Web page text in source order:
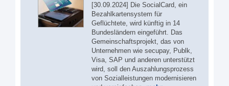
[30.09.2024] Die SocialCard, ein
Bezahlkartensystem für
Geflüchtete, wird künftig in 14
Bundesländern eingeführt. Das
Gemeinschaftsprojekt, das von
Unternehmen wie secupay, Publk,
Visa, SAP und anderen unterstützt
wird, soll den Auszahlungsprozess
von Sozialleistungen modernisieren